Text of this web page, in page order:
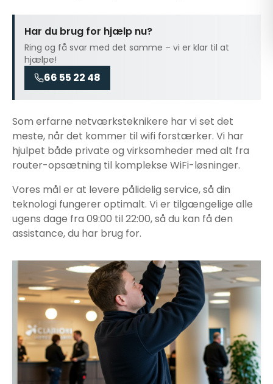
Har du brug for hjælp nu?
Ring og få svar med det samme – vi er klar til at
hjælpe!
66 55 22 48
Som erfarne netværksteknikere har vi set det
meste, når det kommer tilwifi forstærker. Vi har
hjulpet både private og virksomheder med alt fra
router-opsætning til komplekse WiFi-løsninger.
Vores mål er at levere pålidelig service, så din
teknologi fungerer optimalt. Vi er tilgængelige alle
ugens dage fra 09:00 til 22:00, så du kan få den
assistance, du har brug for.